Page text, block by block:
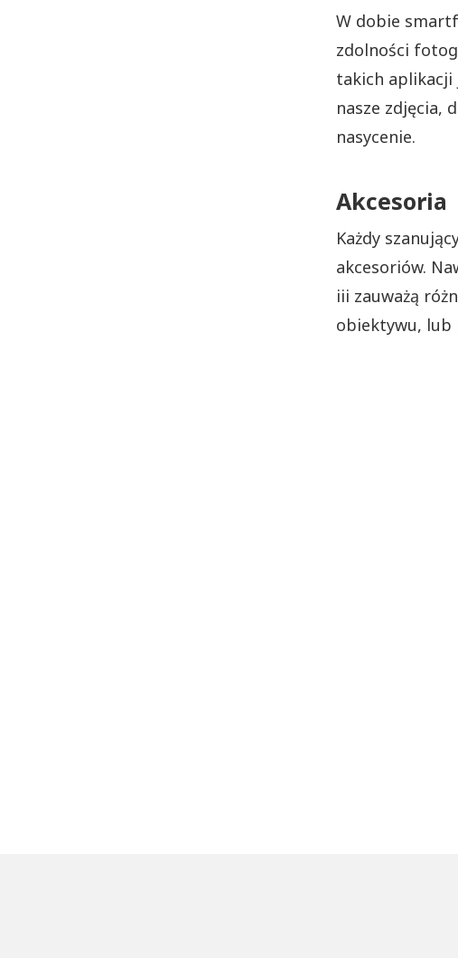
W dobie
zdolności
takich aplikacji
nasze zdjęcia,
nasycenie.
Akcesoria
Każdy
akcesoriów.
iii zauważą
obiektywu, lub